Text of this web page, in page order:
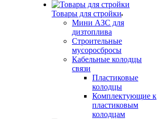
Товары для стройки
Мини АЗС для
дизтоплива
Строительные
мусоросбросы
Кабельные колодцы
связи
Пластиковые
колодцы
Комплектующие к
пластиковым
колодцам